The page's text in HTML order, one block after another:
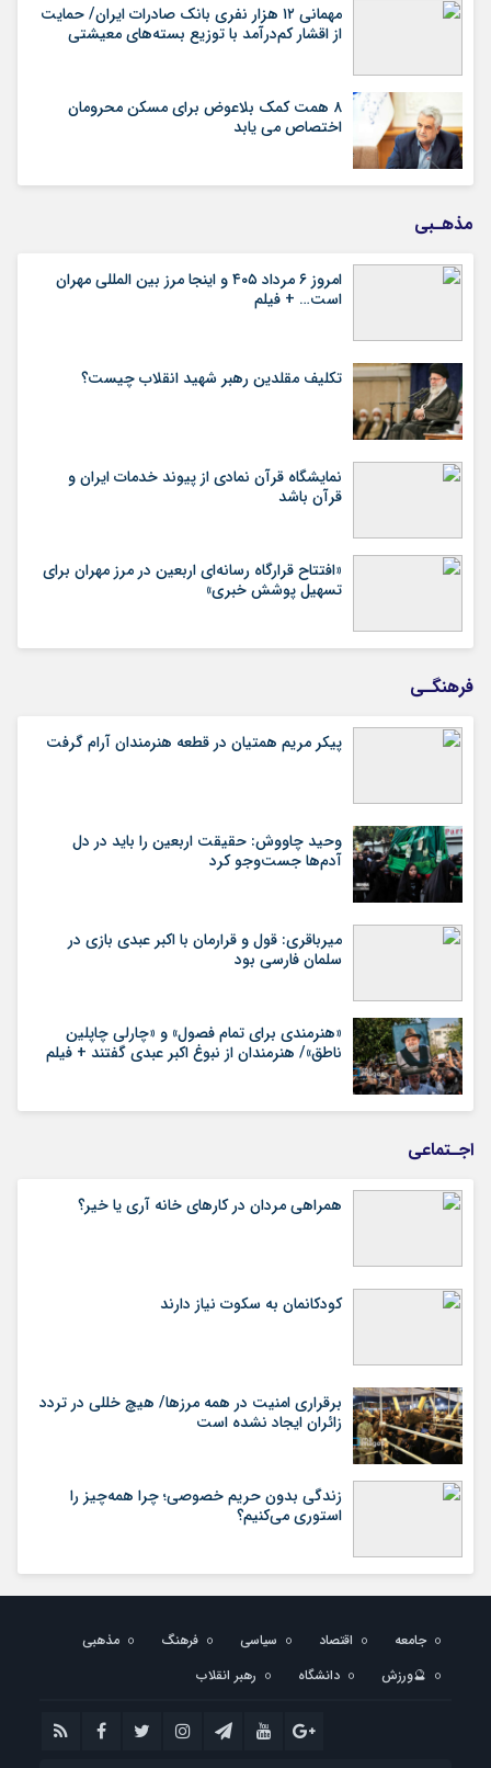
مهمانی ۱۲ هزار نفری بانک صادرات ایران/ حمایت
از اقشار کم‌درآمد با توزیع بسته‌های معیشتی
۸ همت کمک بلاعوض برای مسکن محرومان
اختصاص می یابد
مذهـبی
امروز ۶ مرداد ۴۰۵ و اینجا مرز بین المللی مهران
است… + فیلم
تکلیف مقلدین رهبر شهید انقلاب چیست؟
نمایشگاه قرآن نمادی از پیوند خدمات ایران و
قرآن باشد
«افتتاح قرارگاه رسانه‌ای اربعین در مرز مهران برای
تسهیل پوشش خبری»
فرهنگـی
پیکر مریم همتیان در قطعه هنرمندان آرام گرفت
وحید چاووش: حقیقت اربعین را باید در دل
آدم‌ها جست‌وجو کرد
میرباقری: قول و قرارمان با اکبر عبدی بازی در
سلمان فارسی بود
«هنرمندی برای تمام فصول» و «چارلی چاپلین
ناطق»/ هنرمندان از نبوغ اکبر عبدی گفتند + فیلم
اجـتماعی
همراهی مردان در کارهای خانه آری یا خیر؟
کودکانمان به سکوت نیاز دارند
برقراری امنیت در همه مرزها/ هیچ‌ خللی در تردد
زائران ایجاد نشده است
زندگی بدون حریم خصوصی؛ چرا همه‌چیز را
استوری می‌کنیم؟
جامعه اقتصاد سیاسی فرهنگ
مذهبی
🔮ورزش
دانشگاه رهبر انقلاب